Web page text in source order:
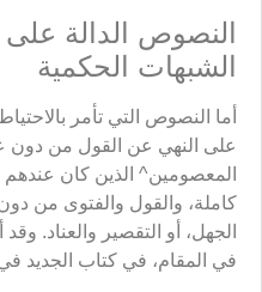
النصوص الدالة
الشبهات الحكمية
أما النصوص التي تأمر
على النهي عن القول من دون
المعصومين^ الذين كان عندهم
كاملة، والقول والفتوى من
الجهل، أو التقصير والعناد. وقد
في المقام، في كتاب الجديد في